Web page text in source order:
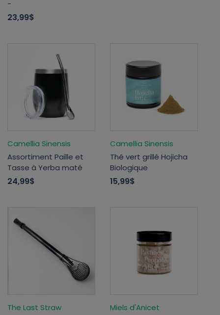
-
23,99$
Camellia Sinensis
Assortiment Paille et
Tasse à Yerba maté
24,99$
Camellia Sinensis
Thé vert grillé Hojicha
Biologique
15,99$
The Last Straw
Miels d'Anicet